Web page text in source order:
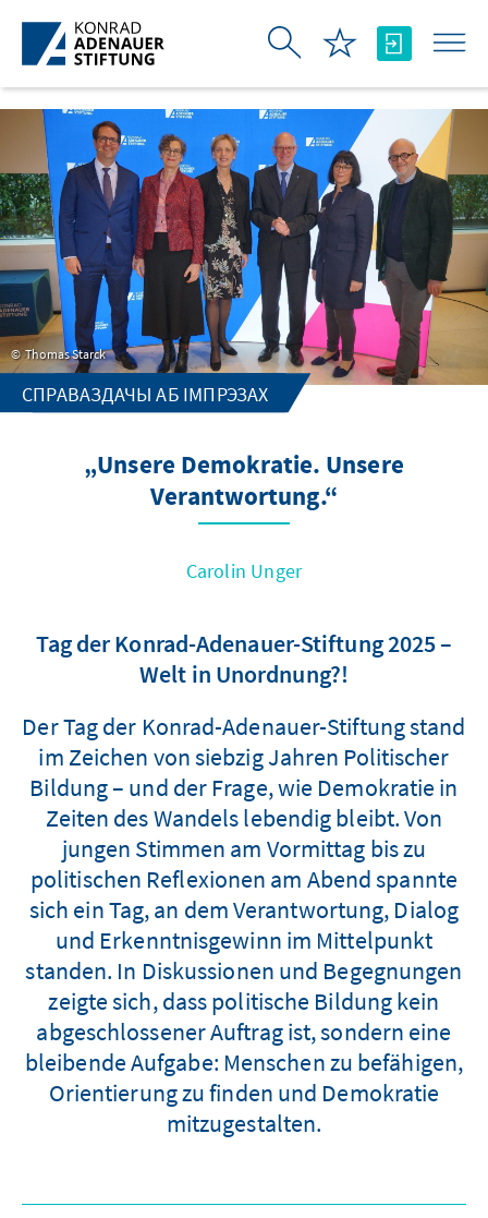
Skip to Main Content
Thomas Starck
СПРАВАЗДАЧЫ АБ ІМПРЭЗАХ
„Unsere Demokratie. Unsere
Verantwortung.“
Carolin Unger
Tag der Konrad-Adenauer-Stiftung 2025 –
Welt in Unordnung?!
Der Tag der Konrad-Adenauer-Stiftung stand
im Zeichen von siebzig Jahren Politischer
Bildung – und der Frage, wie Demokratie in
Zeiten des Wandels lebendig bleibt. Von
jungen Stimmen am Vormittag bis zu
politischen Reflexionen am Abend spannte
sich ein Tag, an dem Verantwortung, Dialog
und Erkenntnisgewinn im Mittelpunkt
standen. In Diskussionen und Begegnungen
zeigte sich, dass politische Bildung kein
abgeschlossener Auftrag ist, sondern eine
bleibende Aufgabe: Menschen zu befähigen,
Orientierung zu finden und Demokratie
mitzugestalten.